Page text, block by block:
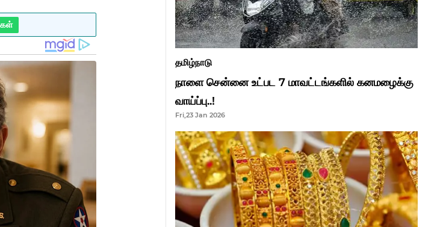
தமிழ்நாடு
நாளை சென்னை உட்பட 7 மாவட்டங்களில் கனமழைக்கு
வாய்ப்பு..!
Fri,23 Jan 2026